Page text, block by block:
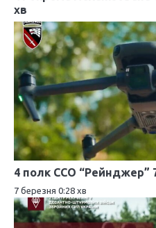
а
п
и
с
і
в
хв
4 полк ССО “Рейнджер”
7 березня 0:28 хв